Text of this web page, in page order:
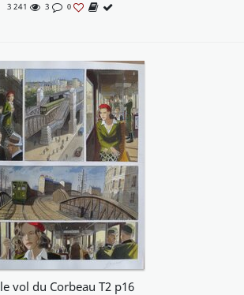
3 241
3 0
le vol du Corbeau T2 p16